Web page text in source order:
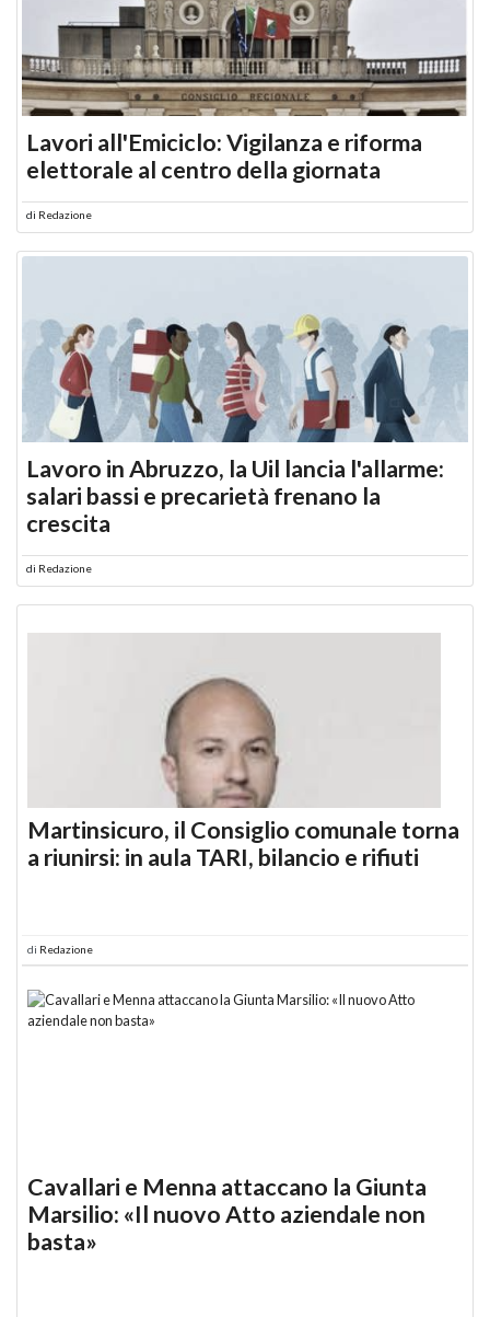
Lavori all'Emiciclo: Vigilanza e riforma
elettorale al centro della giornata
di Redazione
Lavoro in Abruzzo, la Uil lancia l'allarme:
salari bassi e precarietà frenano la
crescita
di Redazione
Martinsicuro, il Consiglio comunale torna
a riunirsi: in aula TARI, bilancio e rifiuti
di Redazione
Cavallari e Menna attaccano la Giunta
Marsilio: «Il nuovo Atto aziendale non
basta»